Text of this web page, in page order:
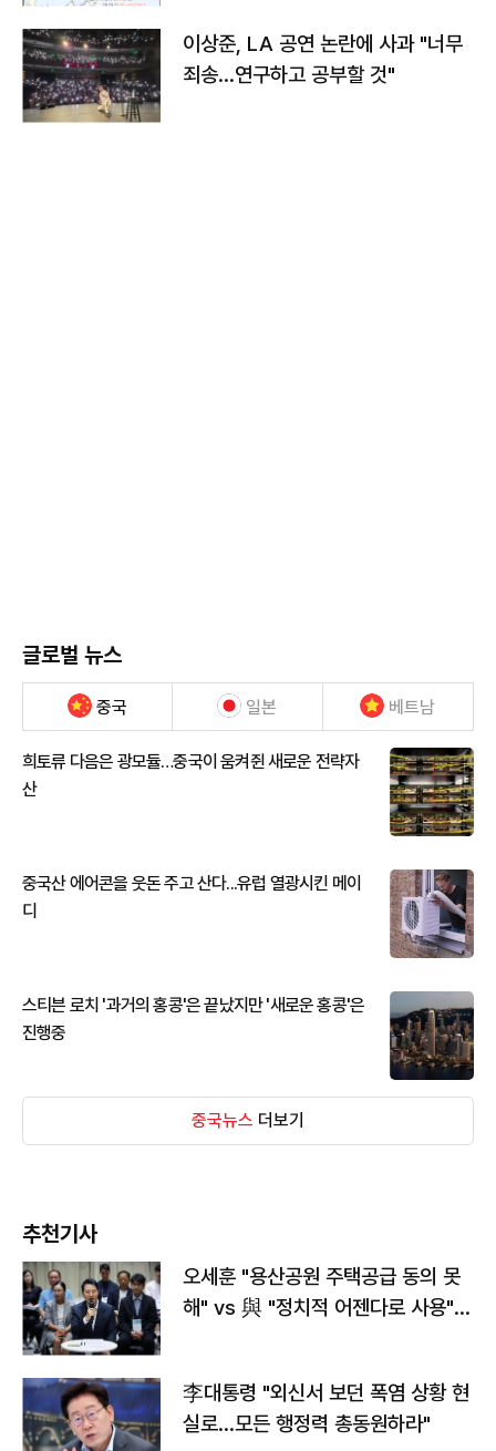
이상준, LA 공연 논란에 사과 "너무
죄송…연구하고 공부할 것"
글로벌 뉴스
중국 일본 베트남
희토류 다음은 광모듈…중국이 움켜쥔 새로운 전략자
산
중국산 에어콘을 웃돈 주고 산다...유럽 열광시킨 메이
디
스티븐 로치 '과거의 홍콩'은 끝났지만 '새로운 홍콩'은
진행중
중국뉴스 더보기
추천기사
오세훈 "용산공원 주택공급 동의 못
해" vs 與 "정치적 어젠다로 사용"
李대통령 "외신서 보던 폭염 상황 현
실로…모든 행정력 총동원하라"